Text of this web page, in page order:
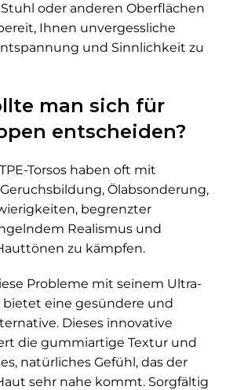
oder anderen Oberflächen
Ihnen unvergessliche
und Sinnlichkeit zu
man sich für
entscheiden?
Torsos haben oft mit
Ölabsonderung,
begrenzter
Realismus und
zu kämpfen.
Probleme mit seinem Ultra-
bietet eine gesündere und
Dieses innovative
die gummiartige Textur und
natürliches Gefühl, das der
sehr nahe kommt. Sorgfältig